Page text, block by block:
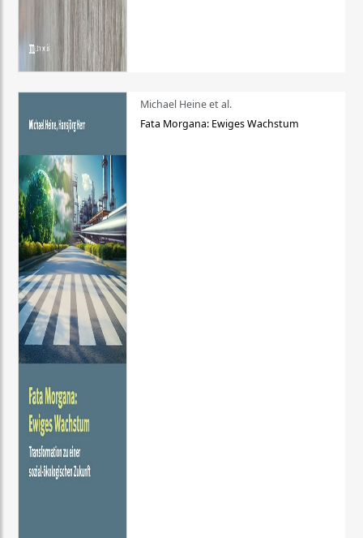
Michael Heine et al.
Fata Morgana: Ewiges Wachstum